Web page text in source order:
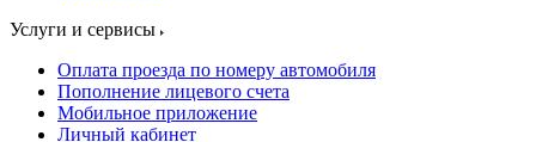
Услуги и сервисы
Оплата проезда по номеру автомобиля
Пополнение лицевого счета
Мобильное приложение
Личный кабинет